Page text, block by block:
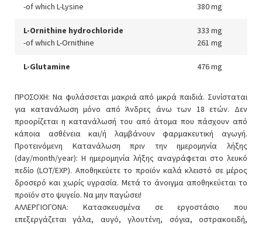
-of which L-Lysine
380 mg
L-Ornithine hydrochloride
-of which L-Ornithine
333 mg
261 mg
L-Glutamine 476 mg
ΠΡΟΣΟΧΗ: Να φυλάσσεται μακριά από μικρά παιδιά. Συνίσταται
για κατανάλωση μόνο από Άνδρες άνω των 18 ετών. Δεν
προορίζεται η κατανάλωσή του από άτομα που πάσχουν από
κάποια ασθένεια και/ή λαμβάνουν φαρμακευτική αγωγή.
Προτεινόμενη Κατανάλωση πριν την ημερομηνία λήξης
(day/month/year): Η ημερομηνία λήξης αναγράφεται στο λευκό
πεδίο (LOT/EXP). Αποθηκεύετε το προϊόν καλά κλειστό σε μέρος
δροσερό και χωρίς υγρασία. Μετά το άνοιγμα αποθηκεύεται το
προϊόν στο ψυγείο. Να μην παγώσει!
ΑΛΛΕΡΓΙΟΓΟΝΑ: Κατασκευσμένα σε εργοστάσιο που
επεξεργάζεται γάλα, αυγό, γλουτένη, σόγια, οστρακοειδή,